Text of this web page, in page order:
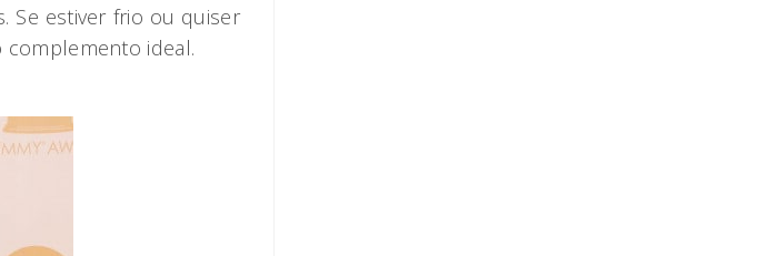
Se estiver frio ou quiser
complemento ideal.